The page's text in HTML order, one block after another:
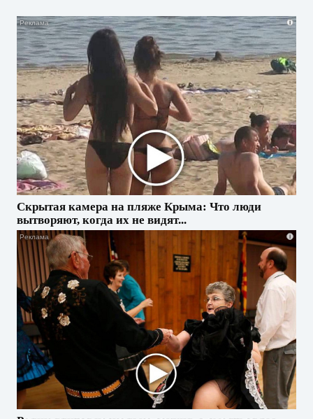
i
Скрытая камера на пляже Крыма: Что люди
вытворяют, когда их не видят...
i